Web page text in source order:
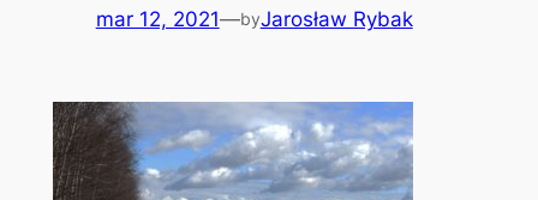
mar 12, 2021—byJarosław Rybak